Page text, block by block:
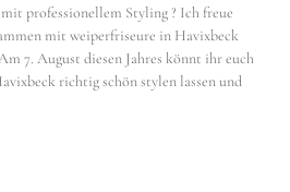
professionellem Styling ? Ich freue
mit weiperfriseure in Havixbeck
7. August diesen Jahres könnt ihr euch
richtig schön stylen lassen und